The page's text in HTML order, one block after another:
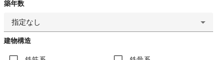
築年数
指定なし
建物構造